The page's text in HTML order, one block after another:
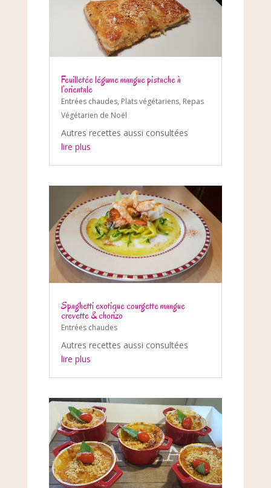
Feuilletée légume mangue pistache à
l’orientale
Entrées chaudes, Plats végétariens, Repas
Végétarien de Noël
Autres recettes aussi consultées
lire plus
Spaghetti exotique courgette mangue
crevette & chorizo
Entrées chaudes
Autres recettes aussi consultées
lire plus